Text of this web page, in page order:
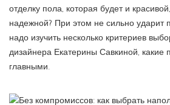
отделку пола, которая будет и
надежной? При этом не сильно ударит
надо изучить несколько критериев
дизайнера Екатерины Савкиной, какие
главными.